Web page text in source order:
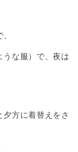
うな服）で、夜は
方に着替えをさ